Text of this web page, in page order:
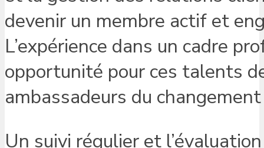
devenir un membre actif et
L’expérience dans un cadre
opportunité pour ces talents
ambassadeurs du
Un suivi régulier et